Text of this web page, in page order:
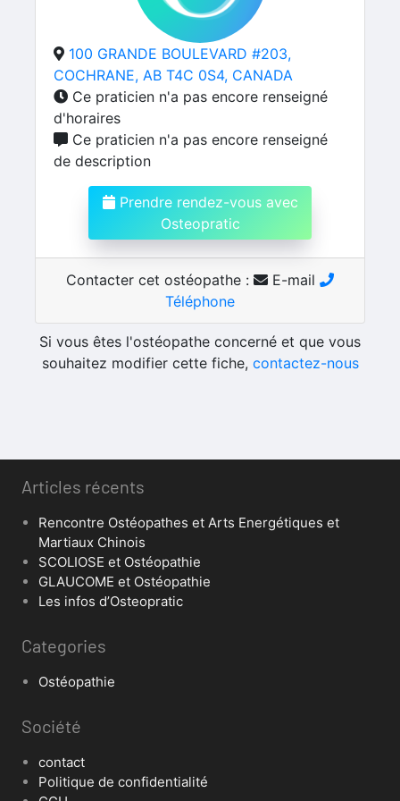
100 GRANDE BOULEVARD #203,
COCHRANE, AB T4C 0S4, CANADA
Ce praticien n'a pas encore renseigné
d'horaires
Ce praticien n'a pas encore renseigné
de description
Prendre rendez-vous avec
Osteopratic
Contacter cet ostéopathe :
E-mail
Téléphone
Si vous êtes l'ostéopathe concerné et que vous
souhaitez modifier cette fiche, contactez-nous
Articles récents
Rencontre Ostéopathes et Arts Energétiques et
Martiaux Chinois
SCOLIOSE et Ostéopathie
GLAUCOME et Ostéopathie
Les infos d’Osteopratic
Categories
Ostéopathie
Société
contact
Politique de confidentialité